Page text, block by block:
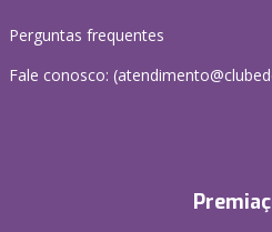
Perguntas frequentes
Fale conosco: